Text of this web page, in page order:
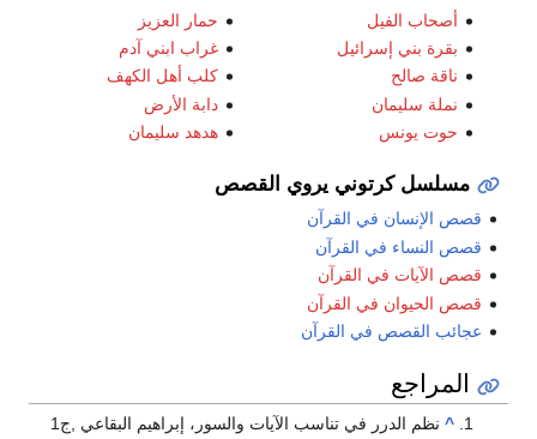
أصحاب الفيل
بقرة بني إسرائيل
ناقة صالح
نملة سليمان
حوت يونس
حمار العزيز
غراب ابني آدم
كلب أهل الكهف
دابة الأرض
هدهد سليمان
مسلسل كرتوني يروي القصص
قصص الإنسان في القرآن
قصص النساء في القرآن
قصص الآيات في القرآن
قصص الحيوان في القرآن
عجائب القصص في القرآن
المراجع
^
نظم الدرر في تناسب الآيات والسور، إبراهيم البقاعي ,ج1